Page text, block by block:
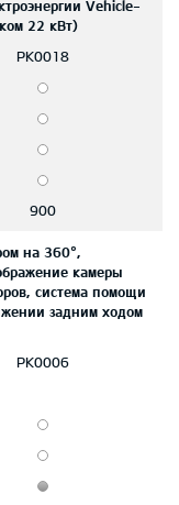
Vehicle-
22 кВт)
PK0018
900
на 360°,
камеры
система помощи
задним ходом
PK0006